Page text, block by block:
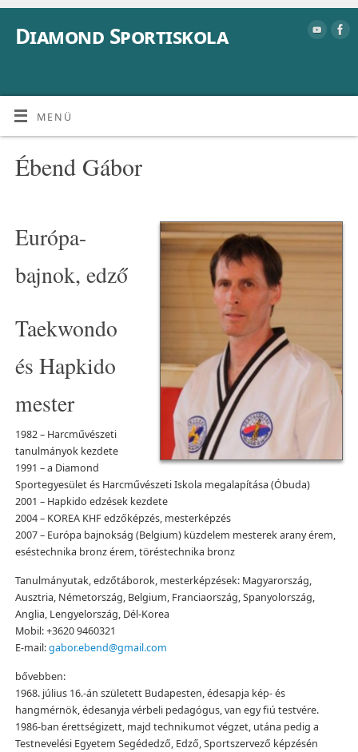
Diamond Sportiskola
MENÜ
Ébend Gábor
Európa-
bajnok, edző
Taekwondo
és Hapkido
mester
1982 – Harcművészeti
tanulmányok kezdete
1991 – a Diamond
Sportegyesület és Harcművészeti Iskola megalapítása (Óbuda)
2001 – Hapkido edzések kezdete
2004 – KOREA KHF edzőképzés, mesterképzés
2007 – Európa bajnokság (Belgium) küzdelem mesterek arany érem,
eséstechnika bronz érem, töréstechnika bronz
Tanulmányutak, edzőtáborok, mesterképzések: Magyarország,
Ausztria, Németország, Belgium, Franciaország, Spanyolország,
Anglia, Lengyelország, Dél-Korea
Mobil: +3620 9460321
E-mail:gabor.ebend@gmail.com
bővebben:
1968. július 16.-án született Budapesten, édesapja kép- és
hangmérnök, édesanyja vérbeli pedagógus, van egy fiú testvére.
1986-ban érettségizett, majd technikumot végzet, utána pedig a
Testnevelési Egyetem Segédedző, Edző, Sportszervező képzésén